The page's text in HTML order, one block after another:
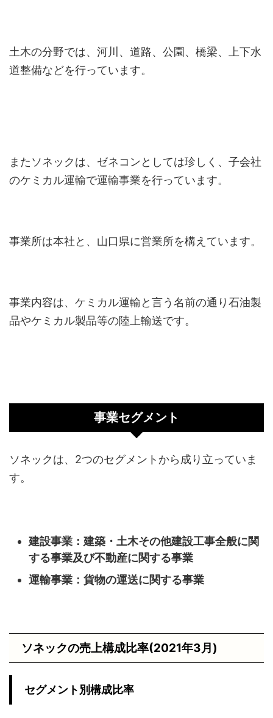
土木の分野では、河川、道路、公園、橋梁、上下水
道整備などを行っています。
またソネックは、ゼネコンとしては珍しく、子会社
のケミカル運輸で運輸事業を行っています。
事業所は本社と、山口県に営業所を構えています。
事業内容は、ケミカル運輸と言う名前の通り石油製
品やケミカル製品等の陸上輸送です。
事業セグメント
ソネックは、2つのセグメントから成り立っていま
す。
建設事業：建築・土木その他建設工事全般に関
する事業及び不動産に関する事業
運輸事業：貨物の運送に関する事業
ソネックの売上構成比率(2021年3月)
セグメント別構成比率